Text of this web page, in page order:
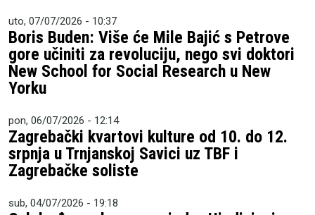
uto, 07/07/2026 - 10:37
Boris Buden: Više će Mile Bajić s Petrove
gore učiniti za revoluciju, nego svi doktori
New School for Social Research u New
Yorku
pon, 06/07/2026 - 12:14
Zagrebački kvartovi kulture od 10. do 12.
srpnja u Trnjanskoj Savici uz TBF i
Zagrebačke soliste
sub, 04/07/2026 - 19:18